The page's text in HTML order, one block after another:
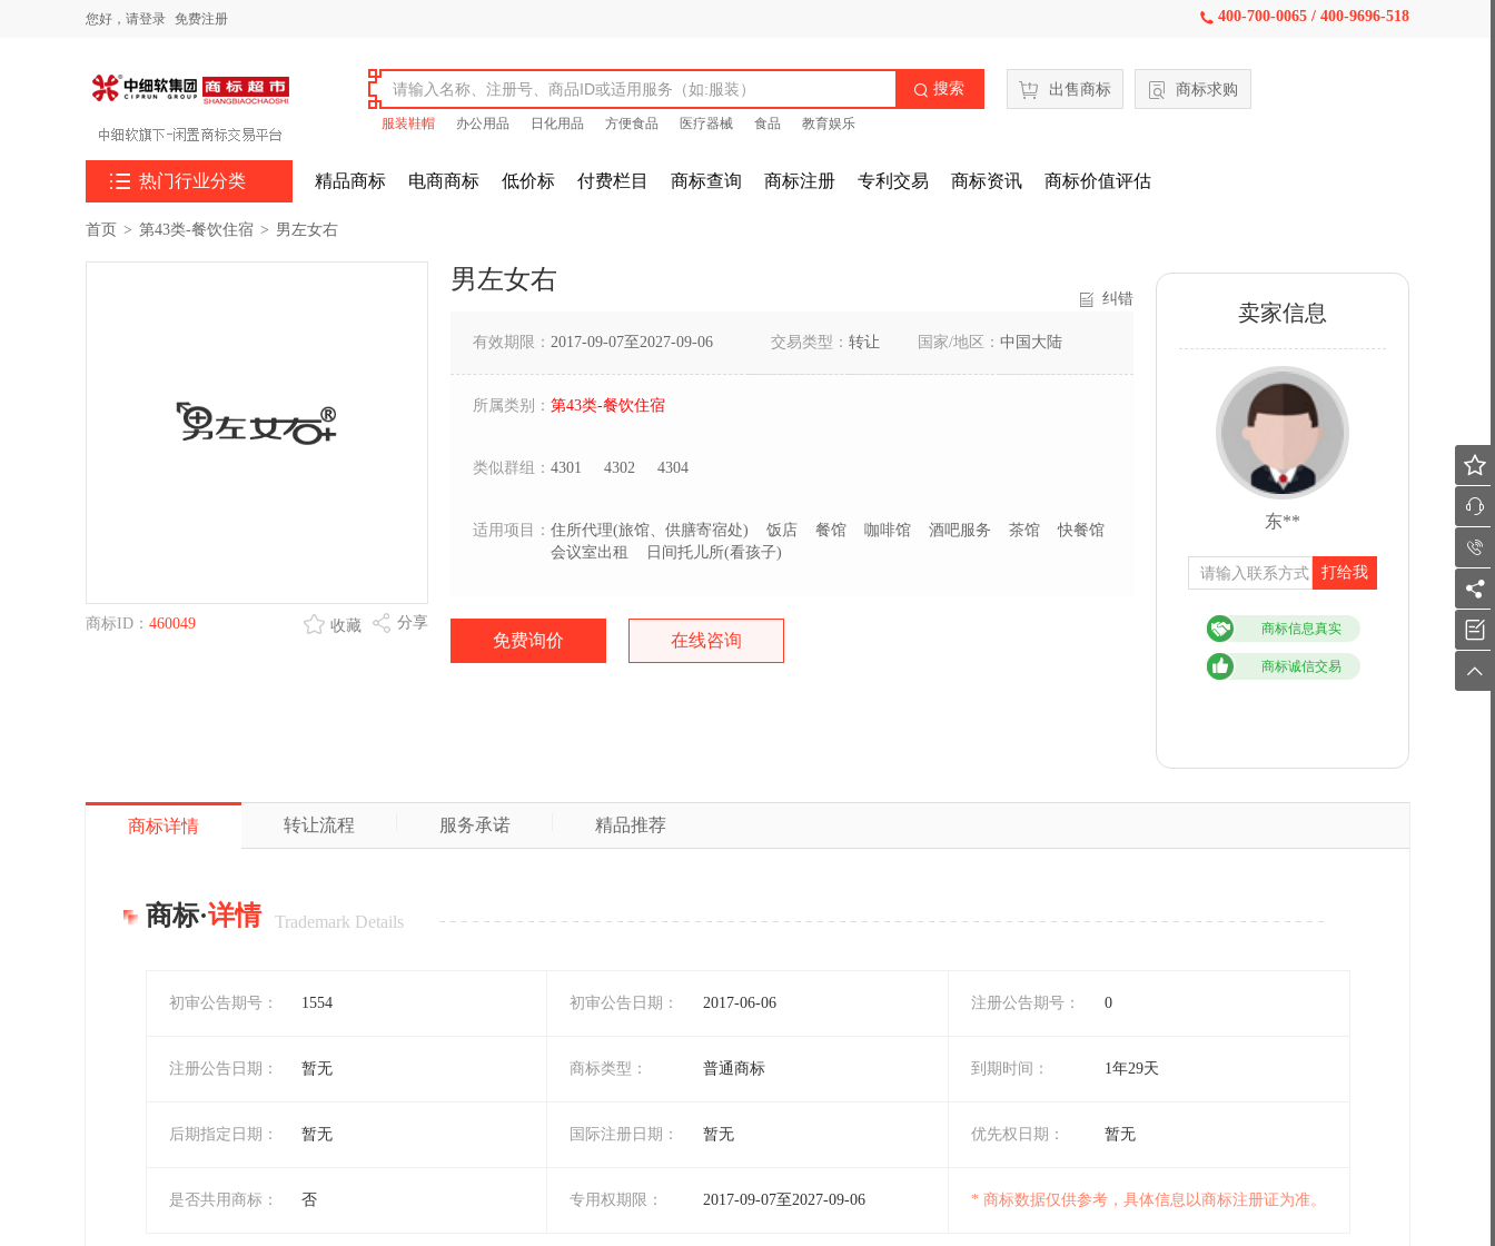
您好， 请登录 免费注册  400-700-0065 / 400-9696-518
 搜索
服装鞋帽 办公用品 日化用品 方便食品 医疗器械 食品 教育娱乐
出售商标 商标求购
 热门行业分类 精品商标 电商商标 低价标 付费栏目 商标查询 商标注册 专利交易 商标资讯 商标价值评估
首页 > 第43类-餐饮住宿 > 男左女右
商标ID： 460049 分享
收藏
男左女右
纠错
有效期限： 2017-09-07至2027-09-06 交易类型： 转让 国家/地区： 中国大陆
所属类别： 第43类-餐饮住宿
类似群组： 4301 4302 4304
适用项目： 住所代理(旅馆、供膳寄宿处) 饭店 餐馆 咖啡馆 酒吧服务 茶馆
快餐馆
会议室出租
日间托儿所(看孩子)
免费询价 在线咨询
卖家信息
东**
打给我
商标信息真实
商标诚信交易
商标详情 转让流程 服务承诺 精品推荐
商标·详情 Trademark Details
初审公告期号： 1554 初审公告日期： 2017-06-06 注册公告期号： 0
注册公告日期： 暂无 商标类型： 普通商标 到期时间： 1年29天
后期指定日期： 暂无 国际注册日期： 暂无 优先权日期： 暂无
是否共用商标： 否 专用权期限： 2017-09-07至2027-09-06 * 商标数据仅供参考，具体信息以商标注册证为准。





